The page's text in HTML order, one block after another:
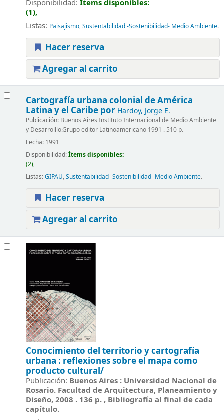
Disponibilidad: Ítems disponibles:
(1),
Listas: Paisajismo,Sustentabilidad -Sostenibilidad- Medio Ambiente.
Hacer reserva
Agregar al carrito
Cartografía urbana colonial de América
Latina y el Caribepor Hardoy, Jorge E.
Publicación:Buenos Aires Instituto Internacional de Medio Ambiente
y Desarrolllo.Grupo editor Latinoamericano 1991 . 510 p.
Fecha:1991
Disponibilidad:Ítems disponibles:
(2),
Listas:GIPAU, Sustentabilidad -Sostenibilidad- Medio Ambiente.
Hacer reserva
Agregar al carrito
Conocimiento del territorio y cartografía
urbana : reflexiones sobre el mapa como
producto cultural/
Publicación: Buenos Aires : Universidad Nacional de
Rosario. Facultad de Arquitectura, Planeamiento y
Diseño, 2008 . 136 p. , Bibliografía al final de cada
capítulo.